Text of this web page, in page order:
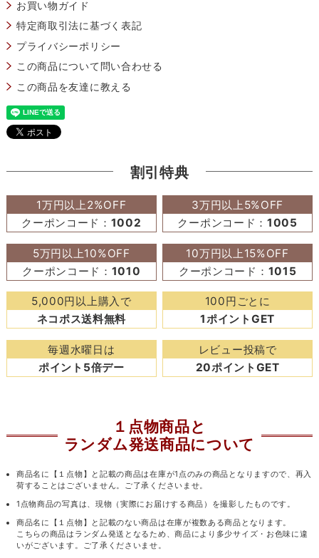
お買い物ガイド
特定商取引法に基づく表記
プライバシーポリシー
この商品について問い合わせる
この商品を友達に教える
割引特典
1万円以上2%OFF
クーポンコード： 1002
3万円以上5%OFF
クーポンコード：1005
5万円以上10%OFF
クーポンコード： 1010
10万円以上15%OFF
クーポンコード： 1015
5,000円以上購入で
ネコポス送料無料
100円ごとに
1ポイントGET
毎週水曜日は
ポイント5倍デー
レビュー投稿で
20ポイントGET
１点物商品と
ランダム発送商品について
商品名に【１点物】と記載の商品は在庫が1点のみの商品となりますので、再入
荷することはございません。ご了承くださいませ。
1点物商品の写真は、現物（実際にお届けする商品）を撮影したものです。
商品名に【１点物】と記載のない商品は在庫が複数ある商品となります。
こちらの商品はランダム発送となるため、商品により多少サイズ・お色味に違
いがございます。ご了承くださいませ。